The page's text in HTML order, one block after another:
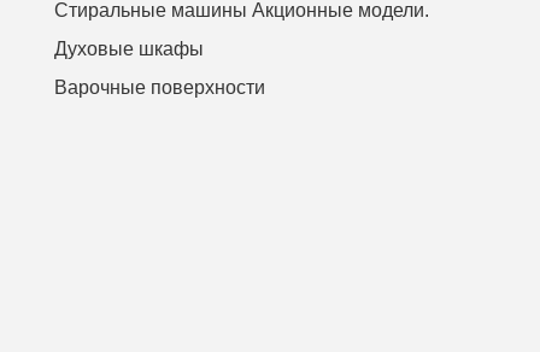
Стиральные машины Акционные модели.
Духовые шкафы
Варочные поверхности